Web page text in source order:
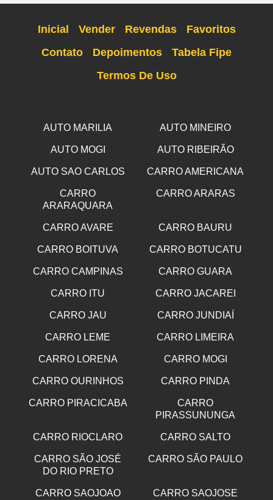
Inicial Vender Revendas
Favoritos
Contato
Depoimentos
Tabela Fipe
Termos De Uso
AUTO MARILIA AUTO MINEIRO
AUTO MOGI AUTO RIBEIRÃO
AUTO SAO CARLOS CARRO AMERICANA
CARRO
ARARAQUARA
CARRO ARARAS
CARRO AVARE CARRO BAURU
CARRO BOITUVA CARRO BOTUCATU
CARRO CAMPINAS CARRO GUARA
CARRO ITU CARRO JACAREI
CARRO JAU CARRO JUNDIAÍ
CARRO LEME CARRO LIMEIRA
CARRO LORENA CARRO MOGI
CARRO OURINHOS CARRO PINDA
CARRO PIRACICABA
CARRO
PIRASSUNUNGA
CARRO RIOCLARO CARRO SALTO
CARRO SÃO JOSÉ
DO RIO PRETO
CARRO SÃO PAULO
CARRO SAOJOAO CARRO SAOJOSE